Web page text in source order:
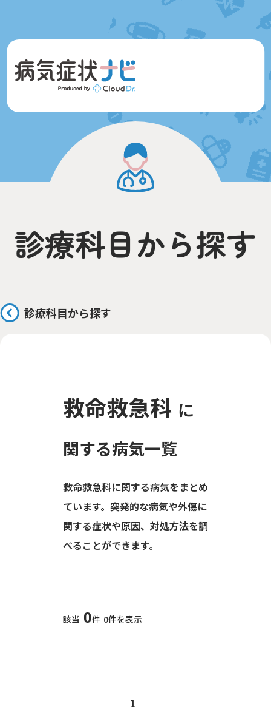
診療科目から探す
診療科目から探す
救命救急科 に
関する病気一覧
救命救急科に関する病気をまとめ
ています。突発的な病気や外傷に
関する症状や原因、対処方法を調
べることができます。
該当 0件 0件を表示
1